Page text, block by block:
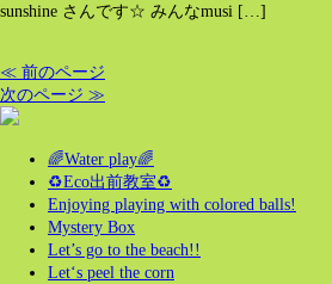
sunshine さんです☆ みんなmusi […]
≪ 前のページ
次のページ ≫
🌈Water play🌈
♻️Eco出前教室♻️
Enjoying playing with colored balls!
Mystery Box
Let’s go to the beach!!
Let‘s peel the corn